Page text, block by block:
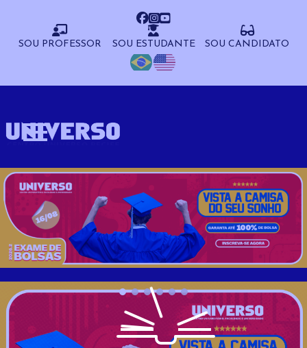
SOU PROFESSOR SOU ESTUDANTE SOU CANDIDATO